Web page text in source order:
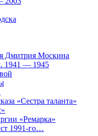
Дмитрия Москина
1941 — 1945
«Сестра таланта»
«Ремарка»
1991-го…